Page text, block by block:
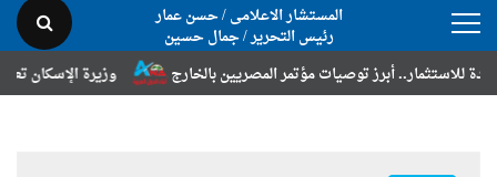
المستشار الاعلامى / حسن عمار
رئيس التحرير / جمال حسين
وزيرة الإسكان تعلن نتائج
أبرز توصيات مؤتمر المصريين بالخارج